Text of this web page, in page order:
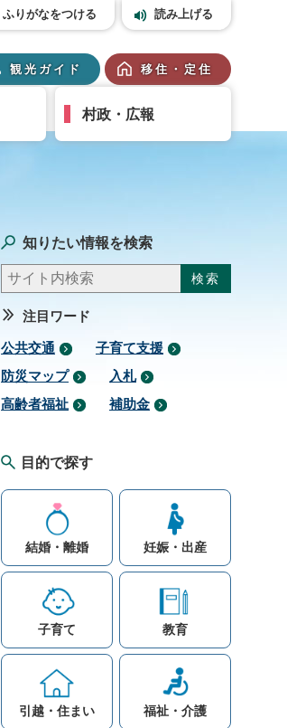
ふりがなをつける 読み上げる
観光ガイド 移住・定住
村政・広報
知りたい情報を検索
注目ワード
公共交通
子育て支援
防災マップ
入札
高齢者福祉
補助金
目的で探す
結婚・離婚 妊娠・出産
子育て 教育
引越・住まい 福祉・介護